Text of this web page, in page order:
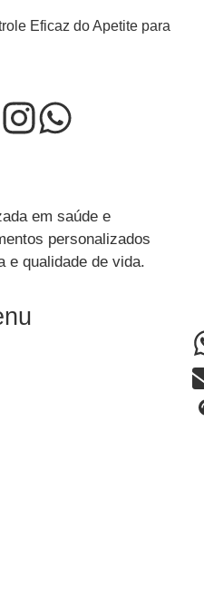
Eficaz do Apetite para
em saúde e
personalizados
e qualidade de vida.